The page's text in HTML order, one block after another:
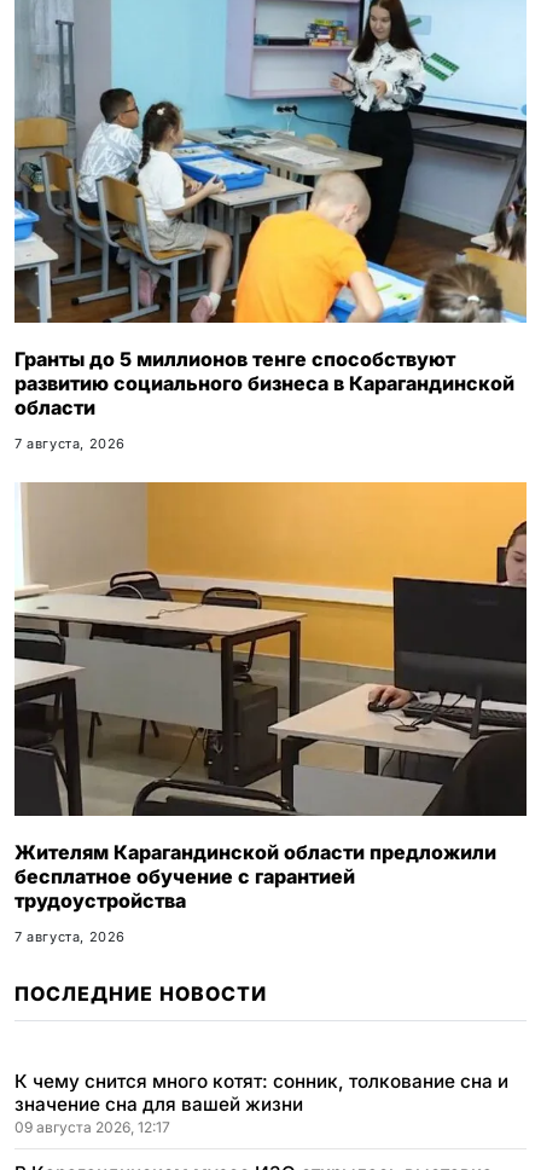
Гранты до 5 миллионов тенге способствуют
развитию социального бизнеса в Карагандинской
области
7 августа, 2026
Жителям Карагандинской области предложили
бесплатное обучение с гарантией
трудоустройства
7 августа, 2026
ПОСЛЕДНИЕ НОВОСТИ
К чему снится много котят: сонник, толкование сна и
значение сна для вашей жизни
09 августа 2026, 12:17